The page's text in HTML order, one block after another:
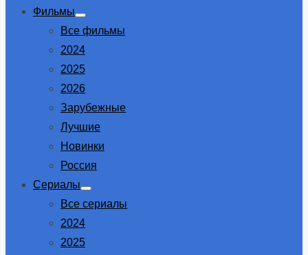
Фильмы
Show
sub
Все фильмы
2024
2025
2026
Зарубежные
Лучшие
Новинки
Россия
Сериалы
Show
sub
Все сериалы
2024
2025